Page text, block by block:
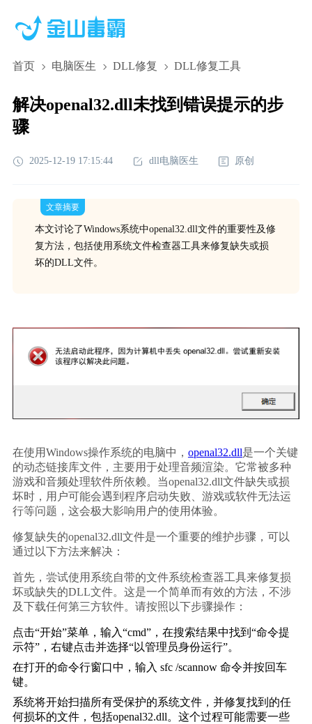
首页 电脑医生 DLL修复 DLL修复工具
解决openal32.dll未找到错误提示的步
骤
2025-12-19 17:15:44 dll电脑医生 原创
文章摘要
本文讨论了Windows系统中openal32.dll文件的重要性及修
复方法，包括使用系统文件检查器工具来修复缺失或损
坏的DLL文件。
在使用Windows操作系统的电脑中， openal32.dll是一个关键
的动态链接库文件，主要用于处理音频渲染。它常被多种
游戏和音频处理软件所依赖。当openal32.dll文件缺失或损
坏时，用户可能会遇到程序启动失败、游戏或软件无法运
行等问题，这会极大影响用户的使用体验。
修复缺失的openal32.dll文件是一个重要的维护步骤，可以
通过以下方法来解决：
首先，尝试使用系统自带的文件系统检查器工具来修复损
坏或缺失的DLL文件。这是一个简单而有效的方法，不涉
及下载任何第三方软件。请按照以下步骤操作：
点击“开始”菜单，输入“cmd”，在搜索结果中找到“命令提
示符”，右键点击并选择“以管理员身份运行”。
在打开的命令行窗口中，输入 sfc /scannow 命令并按回车
键。
系统将开始扫描所有受保护的系统文件，并修复找到的任
何损坏的文件，包括openal32.dll。这个过程可能需要一些